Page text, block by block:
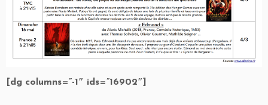
[dg columns=”-1″ ids=”16902″]